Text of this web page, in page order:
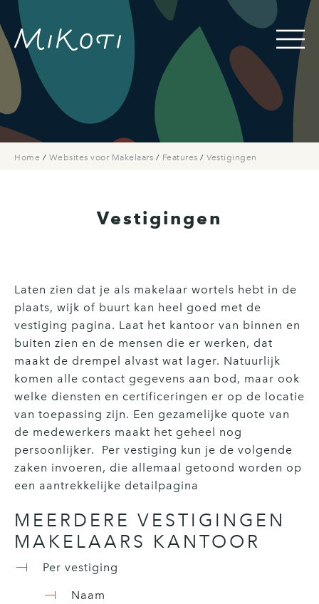
Home / Websites voor Makelaars / Features / Vestigingen
Vestigingen
Laten zien dat je als makelaar wortels hebt in de
plaats, wijk of buurt kan heel goed met de
vestiging pagina. Laat het kantoor van binnen en
buiten zien en de mensen die er werken, dat
maakt de drempel alvast wat lager. Natuurlijk
komen alle contact gegevens aan bod, maar ook
welke diensten en certificeringen er op de locatie
van toepassing zijn. Een gezamelijke quote van
de medewerkers maakt het geheel nog
persoonlijker. Per vestiging kun je de volgende
zaken invoeren, die allemaal getoond worden op
een aantrekkelijke detailpagina
MEERDERE VESTIGINGEN
MAKELAARS KANTOOR
Per vestiging
Naam